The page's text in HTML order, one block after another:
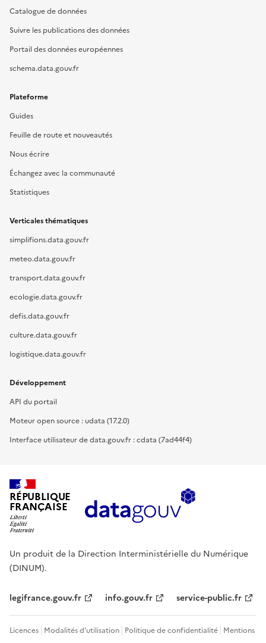
Catalogue de données
Suivre les publications des données
Portail des données européennes
schema.data.gouv.fr
Plateforme
Guides
Feuille de route et nouveautés
Nous écrire
Échangez avec la communauté
Statistiques
Verticales thématiques
simplifions.data.gouv.fr
meteo.data.gouv.fr
transport.data.gouv.fr
ecologie.data.gouv.fr
defis.data.gouv.fr
culture.data.gouv.fr
logistique.data.gouv.fr
Développement
API du portail
Moteur open source : udata (17.2.0)
Interface utilisateur de data.gouv.fr : cdata (7ad44f4)
RÉPUBLIQUE
FRANÇAISE
Un produit de la Direction Interministérielle du Numérique
(DINUM).
legifrance.gouv.fr info.gouv.fr service-public.fr
Licences Modalités d'utilisation Politique de confidentialité Mentions